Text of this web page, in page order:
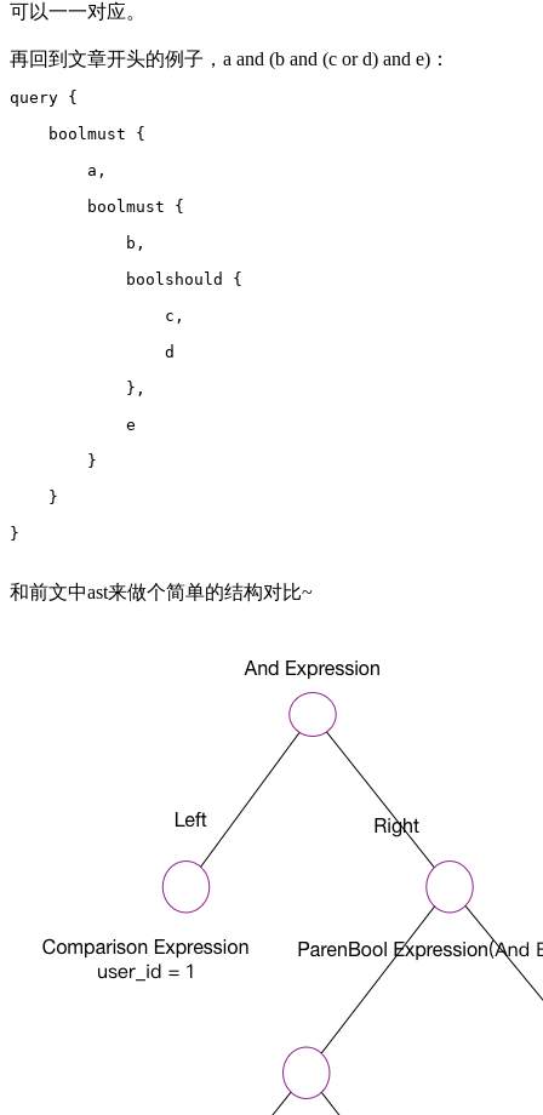
可以一一对应。
再回到文章开头的例子，a and (b and (c or d) and e)：
query {
    boolmust {
        a,
        boolmust {
            b,
            boolshould {
                c,
                d
            },
            e
        }
    }
}
和前文中ast来做个简单的结构对比~